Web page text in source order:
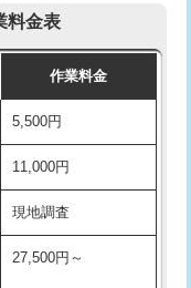
27,500円
38,500円
38,500円
現場見積
16,500円
11,000円+材料費
13,200円
16,500円
16,500円
16,500円
料金表
作業料金
5,500円
11,000円
現地調査
27,500円～